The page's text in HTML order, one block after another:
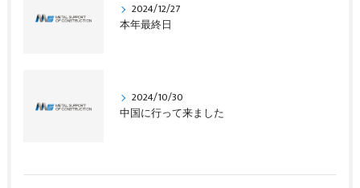
2024/12/27
本年最終日
2024/10/30
中国に行って来ました